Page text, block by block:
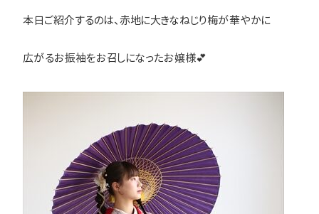
本日ご紹介するのは、赤地に大きなねじり梅が華やかに
広がるお振袖をお召しになったお嬢様💕